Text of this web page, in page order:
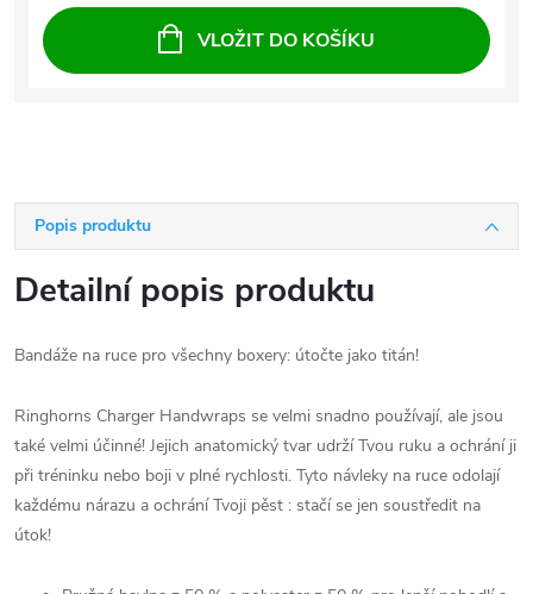
VLOŽIT DO KOŠÍKU
Popis produktu
Detailní popis produktu
Bandáže na ruce pro všechny boxery: útočte jako titán!
Ringhorns Charger Handwraps se velmi snadno používají, ale jsou
také velmi účinné! Jejich anatomický tvar udrží Tvou ruku a ochrání ji
při tréninku nebo boji v plné rychlosti. Tyto návleky na ruce odolají
každému nárazu a ochrání Tvoji pěst : stačí se jen soustředit na
útok!